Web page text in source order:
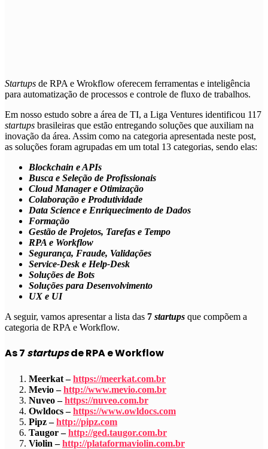
Startups de RPA e Wrokflow oferecem ferramentas e inteligência
para automatização de processos e controle de fluxo de trabalhos.
Em nosso estudo sobre a área de TI, a Liga Ventures identificou 117
startups brasileiras que estão entregando soluções que auxiliam na
inovação da área. Assim como na categoria apresentada neste post,
as soluções foram agrupadas em um total 13 categorias, sendo elas:
Blockchain e APIs
Busca e Seleção de Profissionais
Cloud Manager e Otimização
Colaboração e Produtividade
Data Science e Enriquecimento de Dados
Formação
Gestão de Projetos, Tarefas e Tempo
RPA e Workflow
Segurança, Fraude, Validações
Service-Desk e Help-Desk
Soluções de Bots
Soluções para Desenvolvimento
UX e UI
A seguir, vamos apresentar a lista das 7 startups que compõem a
categoria de RPA e Workflow.
As 7 startupsde RPA e Workflow
Meerkat –https://meerkat.com.br
Mevio –http://www.mevio.com.br
Nuveo –https://nuveo.com.br
Owldocs –https://www.owldocs.com
Pipz –http://pipz.com
Taugor –http://ged.taugor.com.br
Violin –http://plataformaviolin.com.br